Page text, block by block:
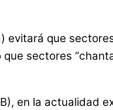
que
sectores
en la actualidad